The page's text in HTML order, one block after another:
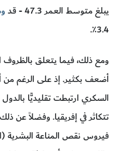
يبلغ متوسط العمر 47.3 - قد
3.4٪.
ومع ذلك، فيما يتعلق بالظروف
أضعف بكثير. إذ على الرغم
السكري ارتبطت تقليديًّا بالدول
تتكاثر في إفريقيا. وفضلاً عن
فيروس نقص المناعة البشرية